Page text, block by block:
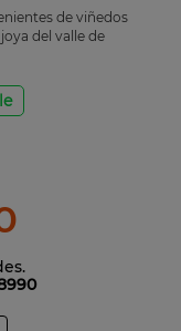
de viñedos
del valle de